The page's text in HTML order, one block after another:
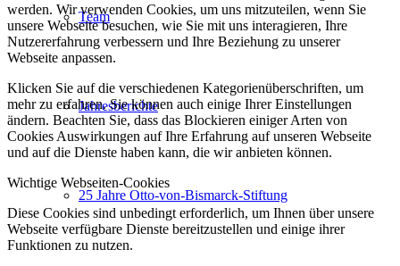
Team
Jahresberichte
25 Jahre Otto-von-Bismarck-Stiftung
werden. Wir verwenden Cookies, um uns mitzuteilen, wenn Sie
unsere Webseite besuchen, wie Sie mit uns interagieren, Ihre
Nutzererfahrung verbessern und Ihre Beziehung zu unserer
Webseite anpassen.
Klicken Sie auf die verschiedenen Kategorienüberschriften, um
mehr zu erfahren. Sie können auch einige Ihrer Einstellungen
ändern. Beachten Sie, dass das Blockieren einiger Arten von
Cookies Auswirkungen auf Ihre Erfahrung auf unseren Webseite
und auf die Dienste haben kann, die wir anbieten können.
Wichtige Webseiten-Cookies
Diese Cookies sind unbedingt erforderlich, um Ihnen über unsere
Webseite verfügbare Dienste bereitzustellen und einige ihrer
Funktionen zu nutzen.